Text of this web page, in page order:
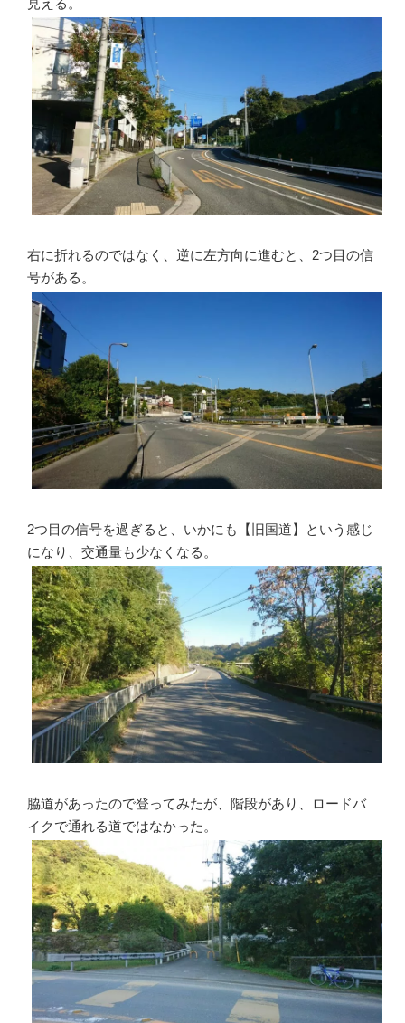
見える。
右に折れるのではなく、逆に左方向に進むと、2つ目の信
号がある。
2つ目の信号を過ぎると、いかにも【旧国道】という感じ
になり、交通量も少なくなる。
脇道があったので登ってみたが、階段があり、ロードバ
イクで通れる道ではなかった。